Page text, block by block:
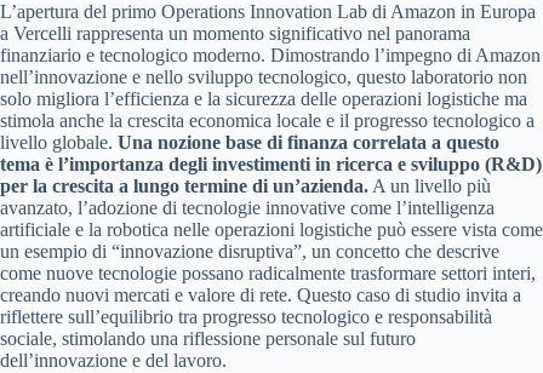
L’apertura del primo Operations Innovation Lab di Amazon in Europa
a Vercelli rappresenta un momento significativo nel panorama
finanziario e tecnologico moderno. Dimostrando l’impegno di Amazon
nell’innovazione e nello sviluppo tecnologico, questo laboratorio non
solo migliora l’efficienza e la sicurezza delle operazioni logistiche ma
stimola anche la crescita economica locale e il progresso tecnologico a
livello globale. Una nozione base di finanza correlata a questo
tema è l’importanza degli investimenti in ricerca e sviluppo (R&D)
per la crescita a lungo termine di un’azienda. A un livello più
avanzato, l’adozione di tecnologie innovative come l’intelligenza
artificiale e la robotica nelle operazioni logistiche può essere vista come
un esempio di “innovazione disruptiva”, un concetto che descrive
come nuove tecnologie possano radicalmente trasformare settori interi,
creando nuovi mercati e valore di rete. Questo caso di studio invita a
riflettere sull’equilibrio tra progresso tecnologico e responsabilità
sociale, stimolando una riflessione personale sul futuro
dell’innovazione e del lavoro.